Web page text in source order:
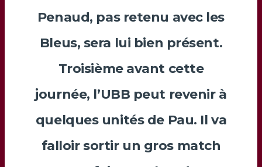
Penaud, pas retenu avec les
Bleus, sera lui bien présent.
Troisième avant cette
journée, l’UBB peut revenir à
quelques unités de Pau. Il va
falloir sortir un gros match